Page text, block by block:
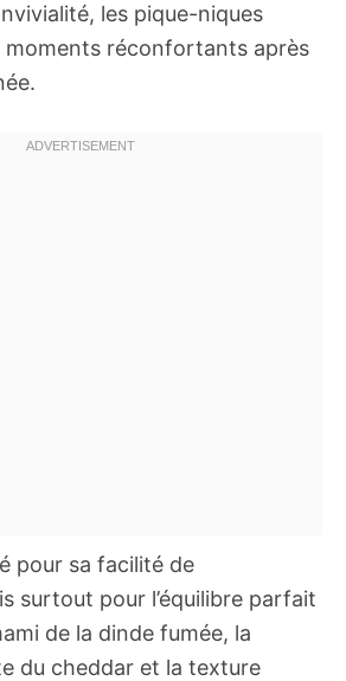
les pique-niques
moments réconfortants après
pour sa facilité de
surtout pour l’équilibre parfait
de la dinde fumée, la
du cheddar et la texture